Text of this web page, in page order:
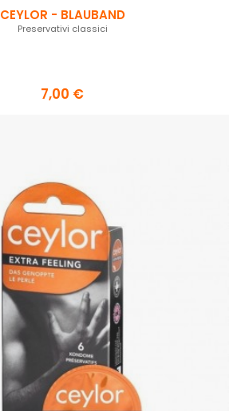
CEYLOR - BLAUBAND
Preservativi classici
7,00 €